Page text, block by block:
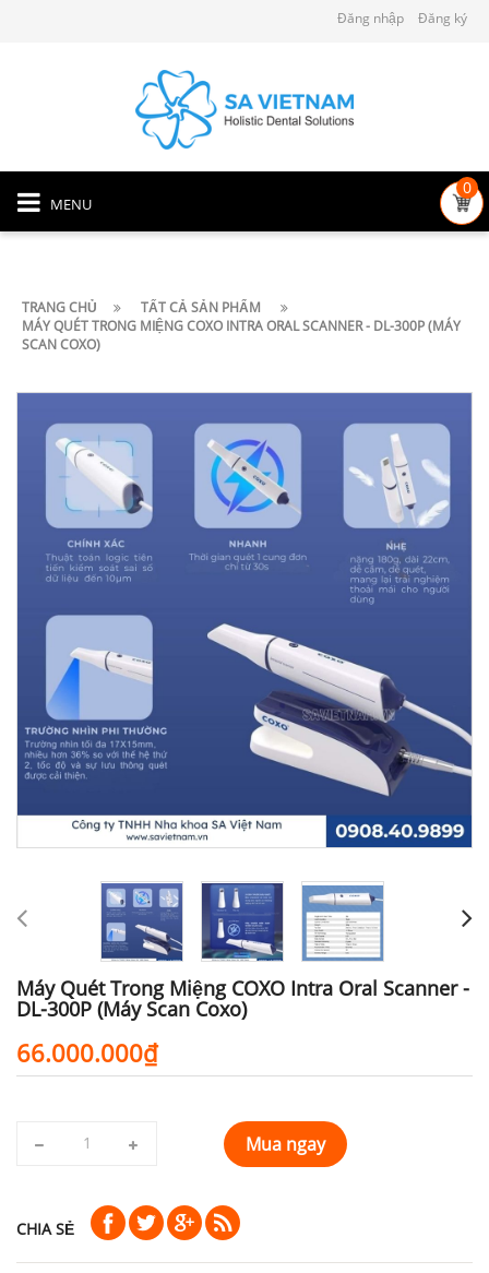
Đăng nhập Đăng ký
MENU
0
TRANG CHỦ
TẤT CẢ SẢN PHẨM
MÁY QUÉT TRONG MIỆNG COXO INTRA ORAL SCANNER - DL-300P (MÁY
SCAN COXO)
Máy Quét Trong Miệng COXO Intra Oral Scanner -
DL-300P (Máy Scan Coxo)
66.000.000₫
Mua ngay
CHIA SẺ